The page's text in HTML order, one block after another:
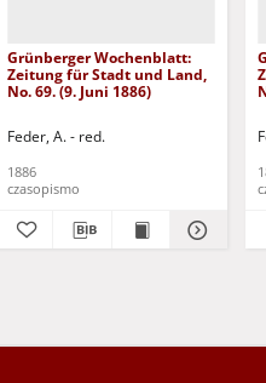
Grünberger Wochenblatt:
Zeitung für Stadt und Land,
No. 69. (9. Juni 1886)
Feder, A. - red.
1886
czasopismo